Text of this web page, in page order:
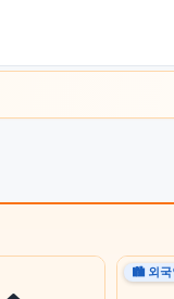
🏙 외국
🌾 농어